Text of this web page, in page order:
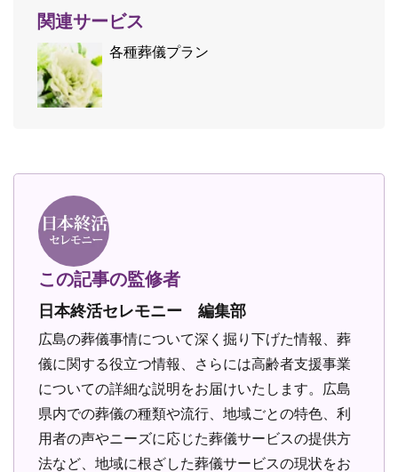
関連サービス
各種葬儀プラン
この記事の監修者
日本終活セレモニー 編集部
広島の葬儀事情について深く掘り下げた情報、葬
儀に関する役立つ情報、さらには高齢者支援事業
についての詳細な説明をお届けいたします。広島
県内での葬儀の種類や流行、地域ごとの特色、利
用者の声やニーズに応じた葬儀サービスの提供方
法など、地域に根ざした葬儀サービスの現状をお